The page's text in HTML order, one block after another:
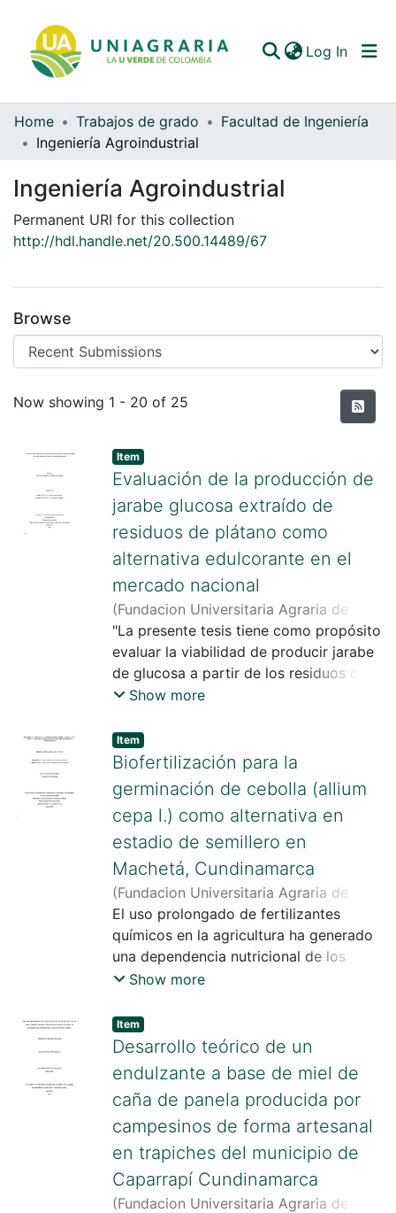
Log In
Communities & Collections
Statistics
Home Trabajos de grado
Facultad de Ingeniería
Ingeniería Agroindustrial
Ingeniería Agroindustrial
Permanent URI for this collection
http://hdl.handle.net/20.500.14489/67
Browse
Recent Submissions
Now showing 1 - 20 of 25
Item
Evaluación de la producción de
jarabe glucosa extraído de
residuos de plátano como
alternativa edulcorante en el
mercado nacional
(Fundacion Universitaria Agraria de
Colombia,2025)Vargas Sánchez ,
Adriana Marcela;Suárez Rivero , Deivis
Marín Mahecha , Olga
"La presente tesis tiene como propósito
evaluar la viabilidad de producir jarabe
de glucosa a partir de los residuos de
plátano, específicamente de su cáscara,
de edulcorante en el mercado nacional.
Este estudio pretende aprovechar los
desechos generados en la industria del
plátano, que a menudo son
descartados. La investigación se
estructura en varias
etapas clave."
Show more
Item
Biofertilización para la
germinación de cebolla (allium
cepa l.) como alternativa en
estadio de semillero en
Machetá, Cundinamarca
(Fundacion Universitaria Agraria de
Colombia,2025)Espinosa Hernández,
Lady Viviana ;Suárez Rivero , Deivis;
Oviedo Pereira , Dumas Gabriel
El uso prolongado de fertilizantes
químicos en la agricultura ha generado
una dependencia nutricional de los
suelos, lo que ha comprometido su
adecuado de nutrientes. Aunque estos
fertilizantes se han utilizado durante
décadas, su aplicación masiva ha dado
lugar a importantes desventajas en los
agroecosistemas, como la
contaminación de suelos y cuerpos de
agua, la degradación de la estructura
del suelo y con ello la pérdida de la
capacidad productiva de estos.
Show more
Item
Desarrollo teórico de un
endulzante a base de miel de
caña de panela producida por
campesinos de forma artesanal
en trapiches del municipio de
Caparrapí Cundinamarca
(Fundacion Universitaria Agraria de